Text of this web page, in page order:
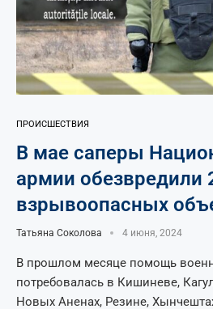
ПРОИСШЕСТВИЯ
В мае саперы
армии обезвредили
взрывоопасных
Татьяна Соколова 4 июня, 2024
В прошлом месяце помощь
потребовалась в Кишиневе,
Новых Аненах, Резине,